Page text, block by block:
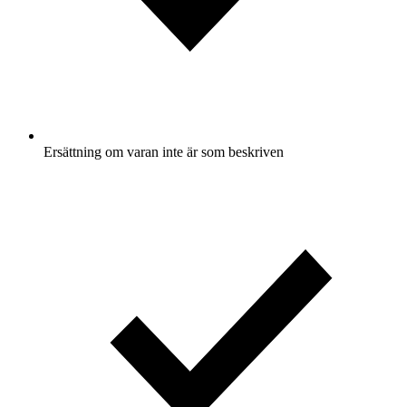
Ersättning om varan inte är som beskriven